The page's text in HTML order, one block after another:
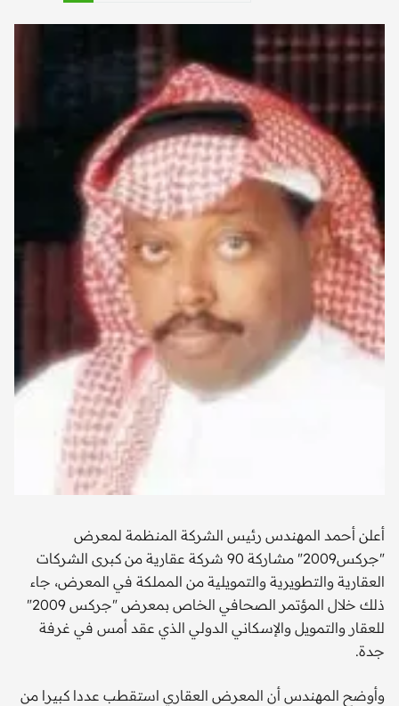
أعلن أحمد المهندس رئيس الشركة المنظمة لمعرض
"جركس2009" مشاركة 90 شركة عقارية من كبرى الشركات
العقارية والتطويرية والتمويلية من المملكة في المعرض، جاء
ذلك خلال المؤتمر الصحافي الخاص بمعرض "جركس 2009"
للعقار والتمويل والإسكاني الدولي الذي عقد أمس في غرفة
جدة.
وأوضح المهندس أن المعرض العقاري استقطب عددا كبيرا من